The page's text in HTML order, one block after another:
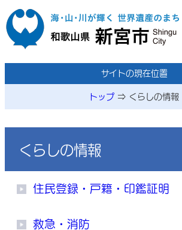
本文へ移動
カテゴリーページ
サイトの現在位置
トップ ⇒ くらしの情報
カテゴリー内のメニュー一覧
くらしの情報
住民登録・戸籍・印鑑証明
救急・消防